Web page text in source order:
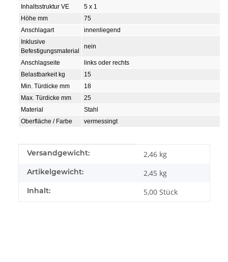
Inhaltsstruktur VE
5 x 1
Höhe mm
75
Anschlagart
innenliegend
Inklusive
Befestigungsmaterial
nein
Anschlagseite
links oder rechts
Belastbarkeit kg
15
Min. Türdicke mm
18
Max. Türdicke mm
25
Material
Stahl
Oberfläche / Farbe
vermessingt
Produkteigenschaft
Wert
Versandgewicht: 2,46 kg
Artikelgewicht: 2,45 kg
Inhalt: 5,00 Stück